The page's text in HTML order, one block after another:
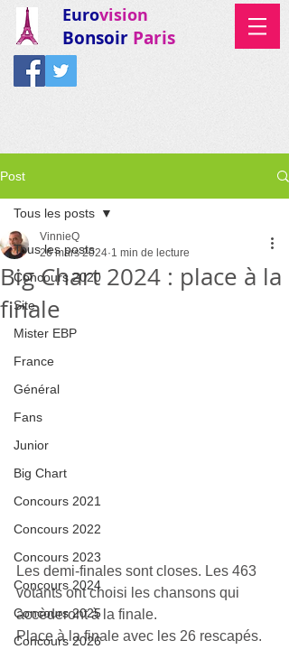
Eurovision
Bonsoir Paris
Post
Tous les posts
Concours 2020
Site
Mister EBP
France
Général
Fans
Junior
Big Chart
Concours 2021
Concours 2022
Concours 2023
Concours 2024
Concours 2025
Concours 2026
Tous les posts
Big Chart 2024 : place à la
finale
VinnieQ
26 mars 2024 1 min de lecture
Les demi-finales sont closes. Les 463
votants ont choisi les chansons qui
accèderont à la finale.
Place à la finale avec les 26 rescapés.